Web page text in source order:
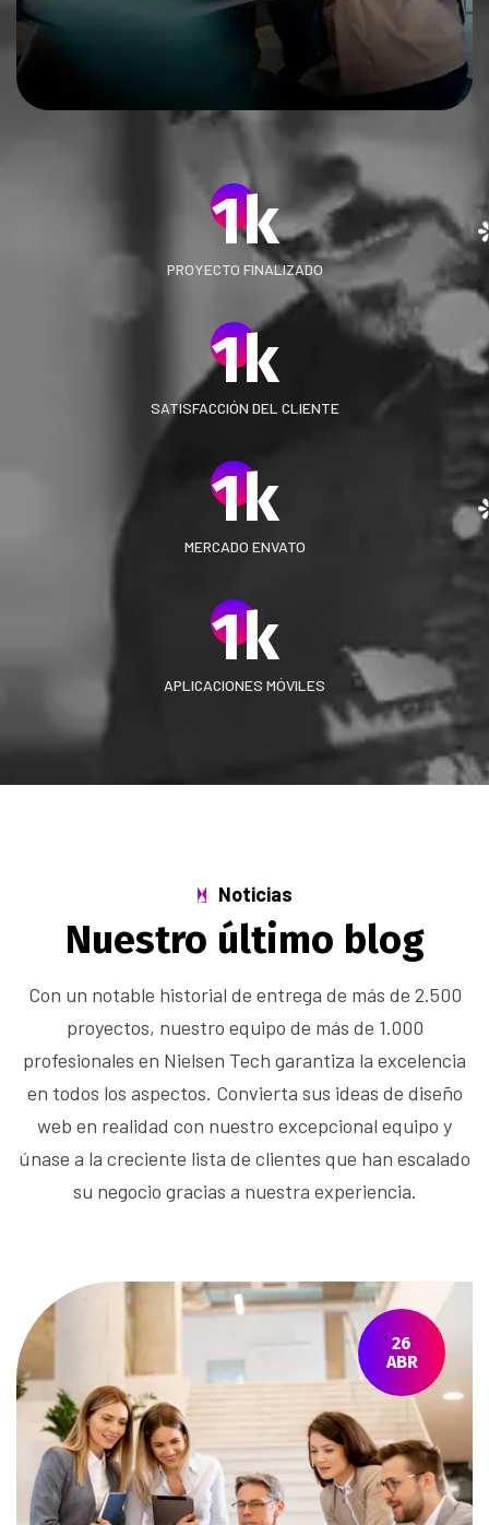
1k
PROYECTO FINALIZADO
1k
SATISFACCIÓN DEL CLIENTE
1k
MERCADO ENVATO
1k
APLICACIONES MÓVILES
Noticias
Nuestro último blog
Con un notable historial de entrega de más de 2.500
proyectos, nuestro equipo de más de 1.000
profesionales en Nielsen Tech garantiza la excelencia
en todos los aspectos. Convierta sus ideas de diseño
web en realidad con nuestro excepcional equipo y
únase a la creciente lista de clientes que han escalado
su negocio gracias a nuestra experiencia.
26
ABR